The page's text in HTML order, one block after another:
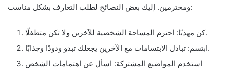
ومحترمين. إليك بعض النصائح لطلب التعارف بشكل مناسب:
كن مهذبًا: احترم المساحة الشخصية للآخرين ولا تكن متطفلًا.
ابتسم: تبادل الابتسامات مع الآخرين يجعلك تبدو ودودًا وجذابًا.
استخدم المواضيع المشتركة: اسأل عن اهتمامات الشخص